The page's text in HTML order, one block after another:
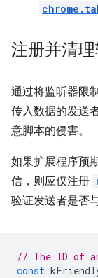
注册并清
通过将监听器限
传入数据的发送
意脚本的侵害。
如果扩展程序预
信，则应仅注册
验证发送者是否
// The ID of
const